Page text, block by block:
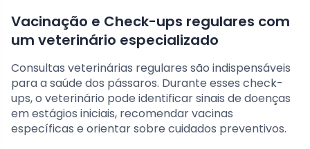
Vacinação e Check-ups regulares com
um veterinário especializado
Consultas veterinárias regulares são indispensáveis
para a saúde dos pássaros. Durante esses check-
ups, o veterinário pode identificar sinais de doenças
em estágios iniciais, recomendar vacinas
específicas e orientar sobre cuidados preventivos.